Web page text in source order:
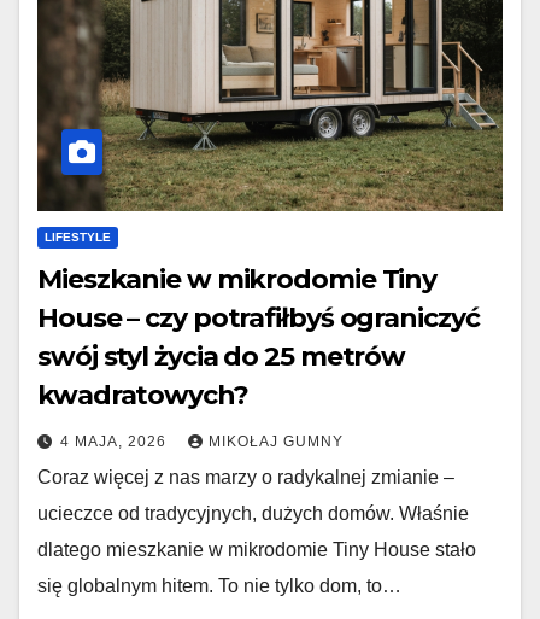
LIFESTYLE
Mieszkanie w mikrodomie Tiny
House – czy potrafiłbyś ograniczyć
swój styl życia do 25 metrów
kwadratowych?
4 MAJA, 2026 MIKOŁAJ GUMNY
Coraz więcej z nas marzy o radykalnej zmianie –
ucieczce od tradycyjnych, dużych domów. Właśnie
dlatego mieszkanie w mikrodomie Tiny House stało
się globalnym hitem. To nie tylko dom, to…